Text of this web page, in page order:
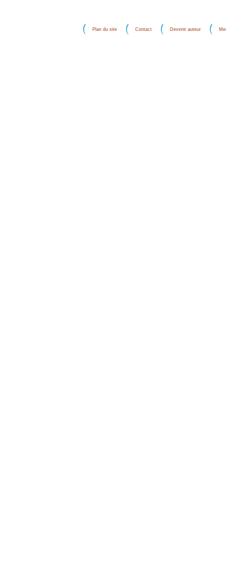
Plan du site Contact Devenir auteur